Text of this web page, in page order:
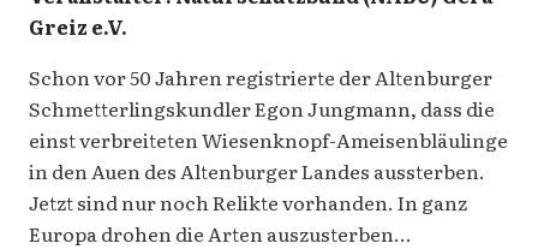
Greiz e.V.
Schon vor 50 Jahren registrierte der Altenburger
Schmetterlingskundler Egon Jungmann, dass die
einst verbreiteten Wiesenknopf-Ameisenbläulinge
in den Auen des Altenburger Landes aussterben.
Jetzt sind nur noch Relikte vorhanden. In ganz
Europa drohen die Arten auszusterben…